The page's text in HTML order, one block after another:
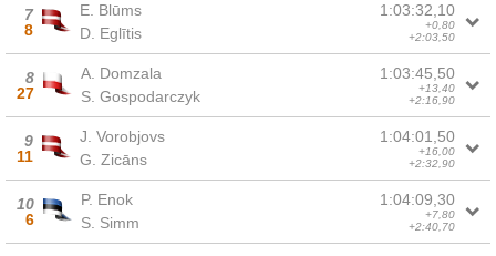
7
8
E. Blūms
D. Eglītis
1:03:32,10
+0,80
+2:03,50
8
27
A. Domzala
S. Gospodarczyk
1:03:45,50
+13,40
+2:16,90
9
11
J. Vorobjovs
G. Zicāns
1:04:01,50
+16,00
+2:32,90
10
6
P. Enok
S. Simm
1:04:09,30
+7,80
+2:40,70